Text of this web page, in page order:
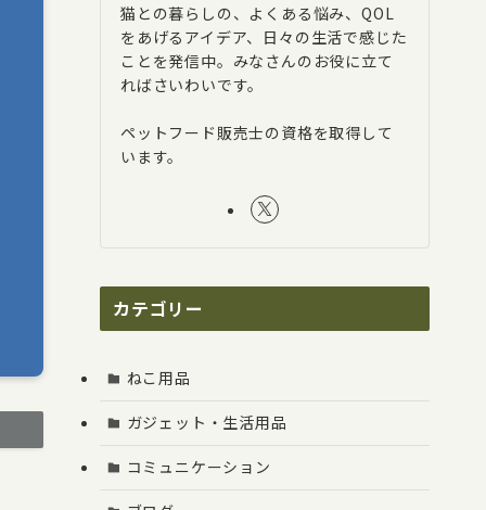
猫との暮らしの、よくある悩み、QOL
をあげるアイデア、日々の生活で感じた
ことを発信中。みなさんのお役に立て
ればさいわいです。
ペットフード販売士の資格を取得して
います。
カテゴリー
ねこ用品
ガジェット・生活用品
コミュニケーション